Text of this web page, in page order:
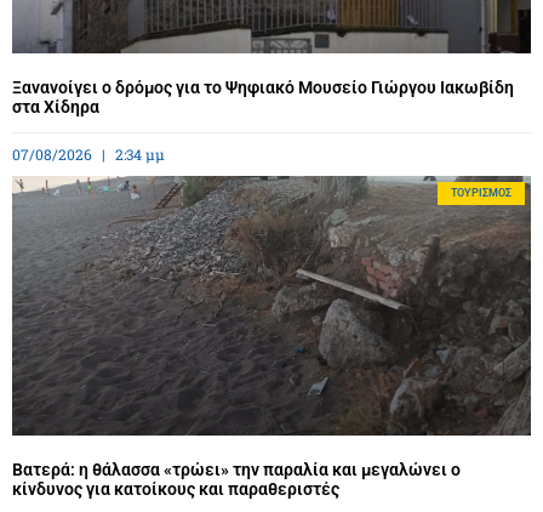
Ξανανοίγει ο δρόμος για το Ψηφιακό Μουσείο Γιώργου Ιακωβίδη
στα Χίδηρα
07/08/2026 2:34 μμ
ΤΟΥΡΙΣΜΌΣ
Βατερά: η θάλασσα «τρώει» την παραλία και μεγαλώνει ο
κίνδυνος για κατοίκους και παραθεριστές